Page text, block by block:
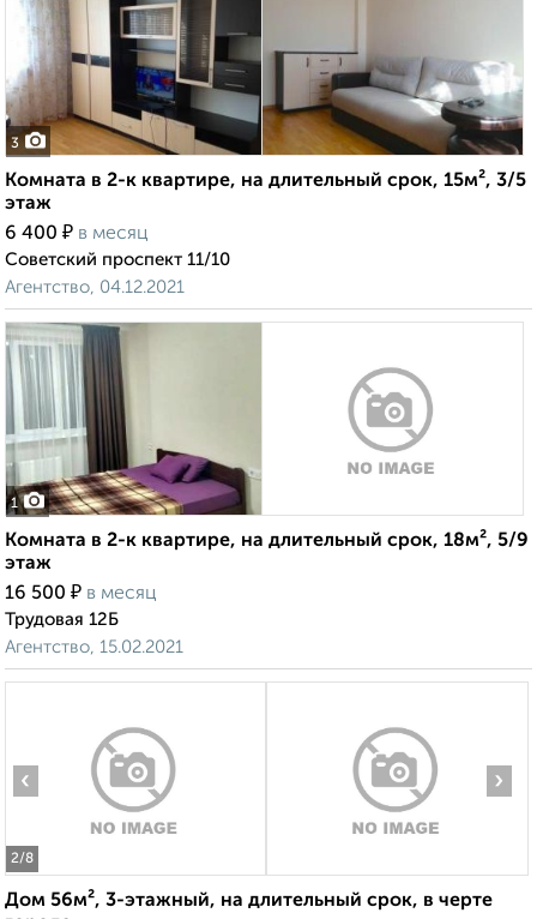
3
Комната в 2-к квартире, на длительный срок, 15м², 3/5
этаж
6 400 ₽ в месяц
Советский проспект 11/10
Агентство, 04.12.2021
1
Комната в 2-к квартире, на длительный срок, 18м², 5/9
этаж
16 500 ₽ в месяц
Трудовая 12Б
Агентство, 15.02.2021
2/8
‹ ›
Дом 56м², 3-этажный, на длительный срок, в черте